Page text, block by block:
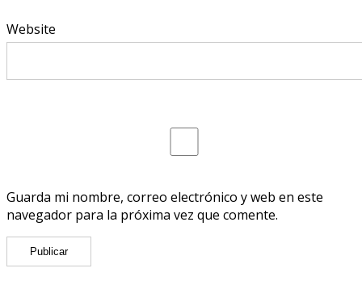
Website
Guarda mi nombre, correo electrónico y web en este
navegador para la próxima vez que comente.